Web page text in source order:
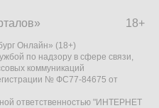
18+
Онлайн» (18+)
по надзору в сфере связи,
коммуникаций
№ ФС77-84675 от
ответственностью "ИНТЕРНЕТ